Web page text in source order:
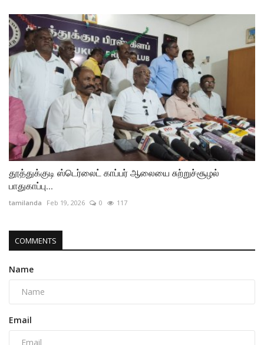
தூத்துக்குடி ஸ்டெர்லைட் காப்பர் ஆலையை சுற்றுச்சூழல்
பாதுகாப்பு...
tamilanda Feb 19, 2026 0 117
COMMENTS
Name
Email